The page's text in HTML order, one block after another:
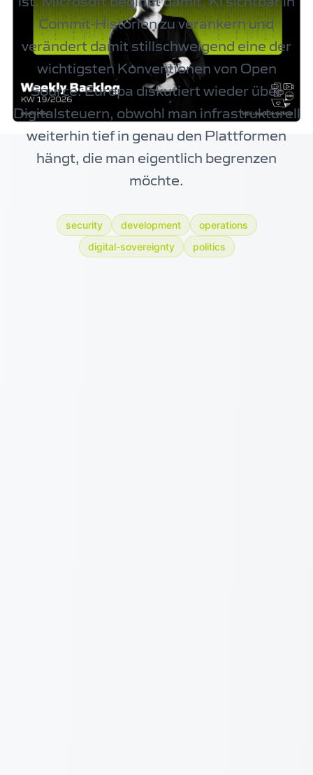
Commit-Historien zu verankern und
verändert damit stillschweigend eine der
wichtigsten Konventionen von Open
Source. Europa diskutiert wieder über
Digitalsteuern, obwohl man infrastrukturell
weiterhin tief in genau den Plattformen
hängt, die man eigentlich begrenzen
möchte.
security development
operations
digital-sovereignty
politics